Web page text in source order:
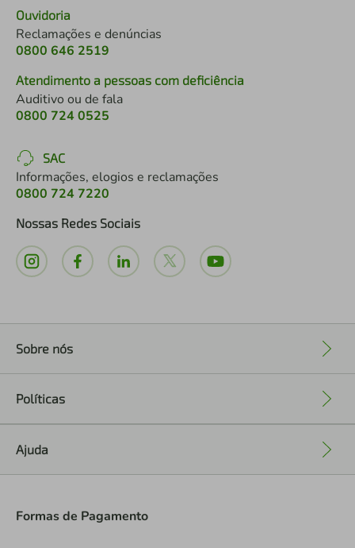
Ouvidoria
Reclamações e denúncias
0800 646 2519
Atendimento a pessoas com deficiência
Auditivo ou de fala
0800 724 0525
SAC
Informações, elogios e reclamações
0800 724 7220
Nossas Redes Sociais
Sobre nós
Políticas
Ajuda
Formas de Pagamento